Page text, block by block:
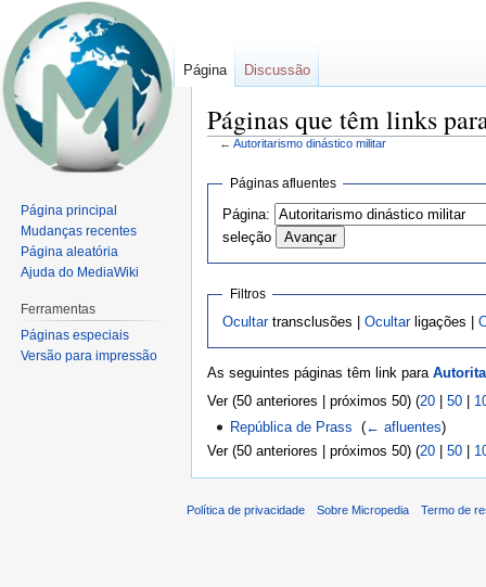
Páginas que têm links
←Autoritarismo dinástico militar
navegação
pesquisar
Páginas afluentes
Página:
seleção
Filtros
Ocultartransclusões |Ocultarligações |
As seguintes páginas têm link para
Ver (50 anteriores | próximos 50) (20 |50
República de Prass ‎(← afluentes)
Ver (50 anteriores | próximos 50) (20 |50 |
Página Discussão
Página principal
Mudanças recentes
Página aleatória
Ajuda do MediaWiki
Ferramentas
Páginas especiais
Versão para impressão
Política de privacidade Sobre Micropedia Termo de